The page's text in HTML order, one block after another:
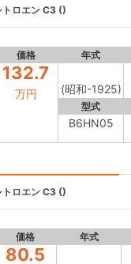
トロエンC3 ()
価格 年式
132.7
万円 (昭和-1925)
型式
B6HN05
トロエンC3 ()
価格 年式
80.5